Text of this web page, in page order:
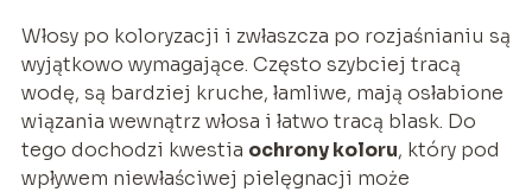
Włosy po koloryzacji i zwłaszcza po rozjaśnianiu są
wyjątkowo wymagające. Często szybciej tracą
wodę, są bardziej kruche, łamliwe, mają osłabione
wiązania wewnątrz włosa i łatwo tracą blask. Do
tego dochodzi kwestia ochrony koloru, który pod
wpływem niewłaściwej pielęgnacji może